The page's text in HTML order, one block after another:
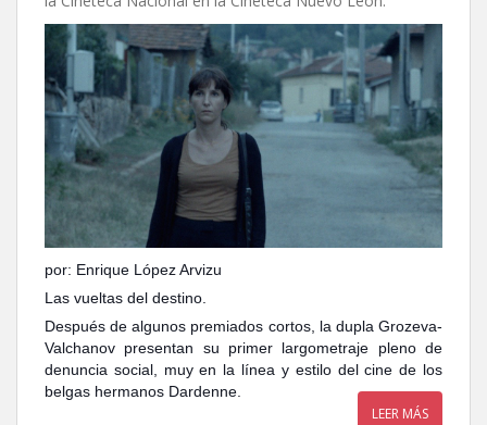
por: Enrique López Arvizu
Las vueltas del destino.
Después de algunos premiados cortos, la dupla Grozeva-
Valchanov presentan su primer largometraje pleno de
denuncia social, muy en la línea y estilo del cine de los
belgas hermanos Dardenne.
LEER MÁS